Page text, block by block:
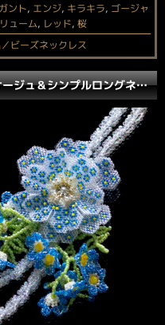
ント, エンジ, キラキラ, ゴージャ
ューム, レッド, 桜
ビーズネックレス
w2096／花柄ボリュームビーズコサージュ＆シンプルロングネックレス